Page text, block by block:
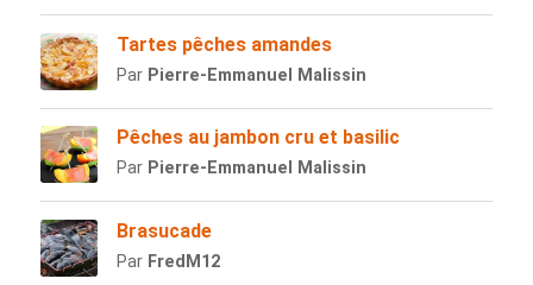
Tartes pêches amandes
Par Pierre-Emmanuel Malissin
Pêches au jambon cru et basilic
Par Pierre-Emmanuel Malissin
Brasucade
Par FredM12